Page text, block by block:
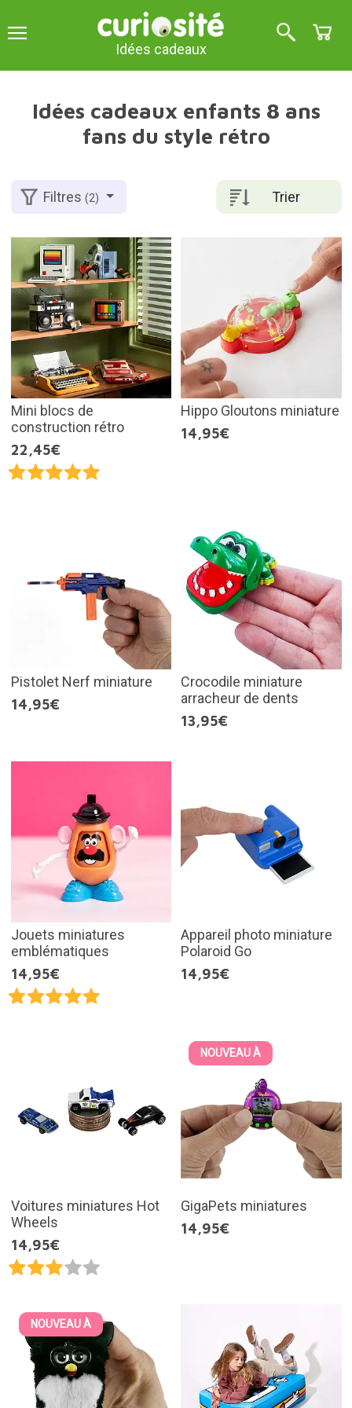
Idées cadeaux
Idées cadeaux enfants 8 ans
fans du style rétro
Trier
Filtres(2)
Mini blocs de
construction rétro
22,45€
Hippo Gloutons miniature
14,95€
Pistolet Nerf miniature
14,95€
Crocodile miniature
arracheur de dents
13,95€
Jouets miniatures
emblématiques
14,95€
Appareil photo miniature
Polaroid Go
14,95€
Voitures miniatures Hot
Wheels
14,95€
NOUVEAU À
GigaPets miniatures
14,95€
NOUVEAU À